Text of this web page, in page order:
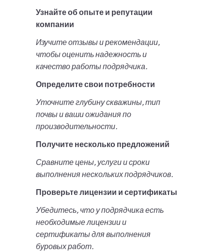
Узнайте об опыте и репутации
компании
Изучите отзывы и рекомендации,
чтобы оценить надежность и
качество работы подрядчика.
Определите свои потребности
Уточните глубину скважины, тип
почвы и ваши ожидания по
производительности.
Получите несколько предложений
Сравните цены, услуги и сроки
выполнения нескольких подрядчиков.
Проверьте лицензии и сертификаты
Убедитесь, что у подрядчика есть
необходимые лицензии и
сертификаты для выполнения
буровых работ.